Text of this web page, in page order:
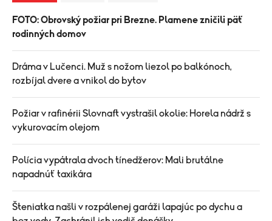
FOTO: Obrovský požiar pri Brezne. Plamene zničili päť
rodinných domov
Dráma v Lučenci. Muž s nožom liezol po balkónoch,
rozbíjal dvere a vnikol do bytov
Požiar v rafinérii Slovnaft vystrašil okolie: Horela nádrž s
vykurovacím olejom
Polícia vypátrala dvoch tínedžerov: Mali brutálne
napadnúť taxikára
Šteniatka našli v rozpálenej garáži lapajúc po dychu a